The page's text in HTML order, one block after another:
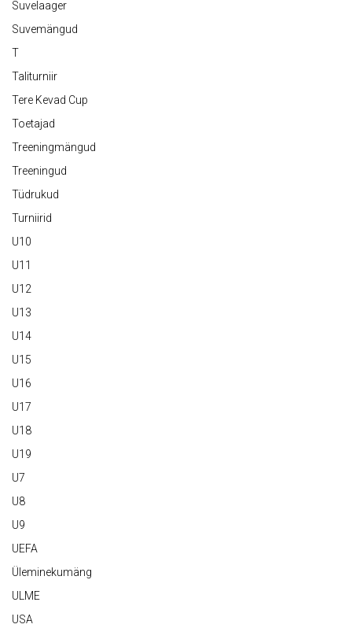
Suvelaager
Suvemängud
T
Taliturniir
Tere Kevad Cup
Toetajad
Treeningmängud
Treeningud
Tüdrukud
Turniirid
U10
U11
U12
U13
U14
U15
U16
U17
U18
U19
U7
U8
U9
UEFA
Üleminekumäng
ULME
USA